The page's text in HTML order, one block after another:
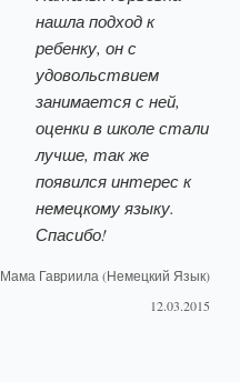
нашла подход к
ребенку, он с
удовольствием
занимается с ней,
оценки в школе стали
лучше, так же
появился интерес к
немецкому языку.
Спасибо!
Мама Гавриила (Немецкий Язык)
12.03.2015